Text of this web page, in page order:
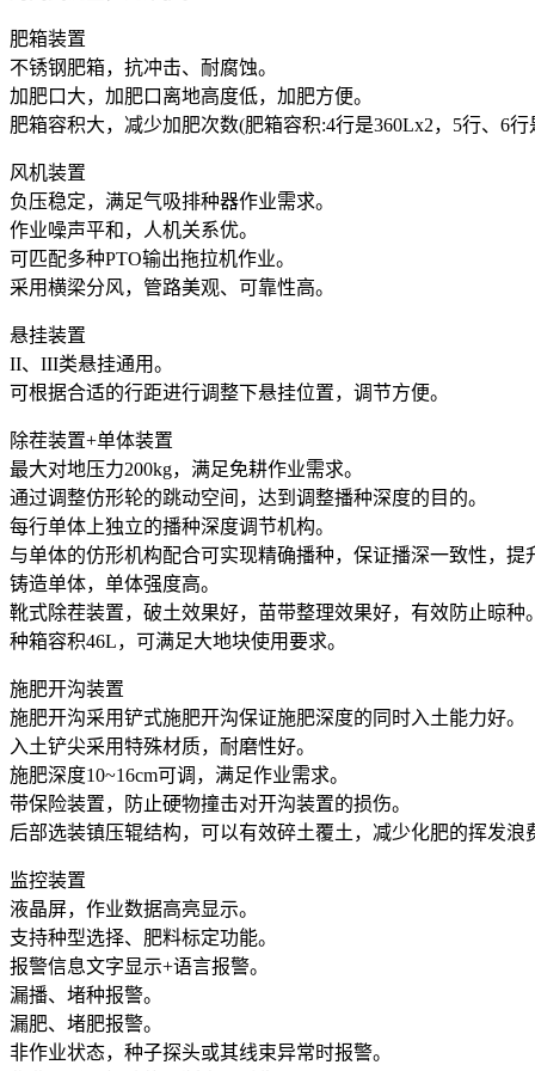
肥箱装置
不锈钢肥箱，抗冲击、耐腐蚀。
加肥口大，加肥口离地高度低，加肥方便。
肥箱容积大，减少加肥次数(肥箱容积:4行是360Lx2，5行、6行
风机装置
负压稳定，满足气吸排种器作业需求。
作业噪声平和，人机关系优。
可匹配多种PTO输出拖拉机作业。
采用横梁分风，管路美观、可靠性高。
悬挂装置
II、III类悬挂通用。
可根据合适的行距进行调整下悬挂位置，调节方便。
除茬装置+单体装置
最大对地压力200kg，满足免耕作业需求。
通过调整仿形轮的跳动空间，达到调整播种深度的目的。
每行单体上独立的播种深度调节机构。
与单体的仿形机构配合可实现精确播种，保证播深一致性，提
铸造单体，单体强度高。
靴式除茬装置，破土效果好，苗带整理效果好，有效防止晾种。
种箱容积46L，可满足大地块使用要求。
施肥开沟装置
施肥开沟采用铲式施肥开沟保证施肥深度的同时入土能力好。
入土铲尖采用特殊材质，耐磨性好。
施肥深度10~16cm可调，满足作业需求。
带保险装置，防止硬物撞击对开沟装置的损伤。
后部选装镇压辊结构，可以有效碎土覆土，减少化肥的挥发浪
监控装置
液晶屏，作业数据高亮显示。
支持种型选择、肥料标定功能。
报警信息文字显示+语言报警。
漏播、堵种报警。
漏肥、堵肥报警。
非作业状态，种子探头或其线束异常时报警。